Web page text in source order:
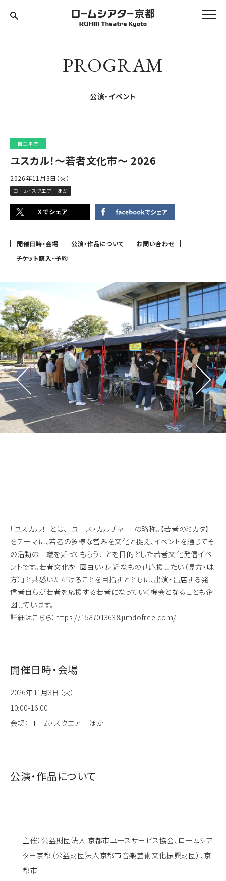
PROGRAM
公演・イベント
自主事業
ユスカル！～若者文化市～ 2026
2026年11月3日（火）
ローム・スクエア ほか
開催日時・会場 公演・作品について
お問い合わせ
チケット購入・予約
「ユスカル！」とは、「ユース・カルチャー」の略称。【若者のミカタ】
をテーマに、若者の多様な営みを文化と捉え、イベントを通じてそ
の活動の一端を知ってもらうことを目的とした若者文化発信イベ
ントです。若者文化を「面白い・身近なもの」「応援したい（見方・味
方）」と共感いただけることを目指すとともに、出演・出店する発
信者自らが若者を応援する若者になっていく機会となることも企
図しています。
詳細はこちら：https://1587013638.jimdofree.com/
開催日時・会場
2026年11月3日（火）
10:00-16:00
会場：ローム・スクエア ほか
公演・作品について
主催：公益財団法人 京都市ユースサービス協会、ロームシア
ター京都（公益財団法人京都市音楽芸術文化振興財団）、京
都市